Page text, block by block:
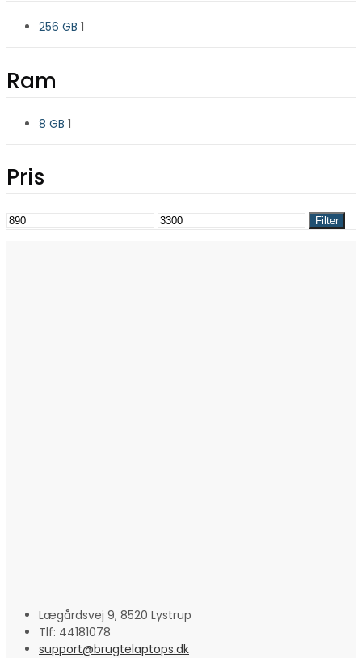
256 GB 1
Ram
8 GB 1
Pris
Mindste
Højeste
Filter
Lægårdsvej 9, 8520 Lystrup
Tlf: 44181078
support@brugtelaptops.dk